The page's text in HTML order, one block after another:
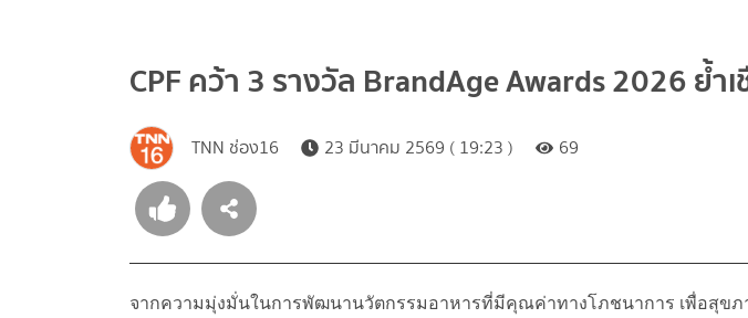
CPF คว้า 3 รางวัล BrandAge Awards 2026 ย้ำ
TNN ช่อง16 23 มีนาคม 2569 ( 19:23 ) 69
จากความมุ่งมั่นในการพัฒนานวัตกรรมอาหารที่มีคุณค่าทางโภชนาการ เพื่อสุข